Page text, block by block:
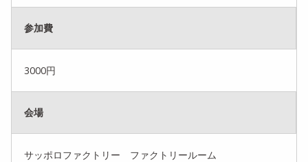
参加費
3000円
会場
サッポロファクトリー ファクトリールーム